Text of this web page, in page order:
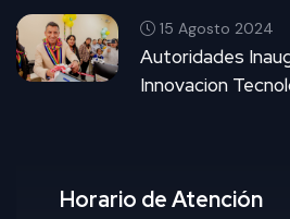
Horario de Atención
15 Agosto 2024
Autoridades
Innovacion